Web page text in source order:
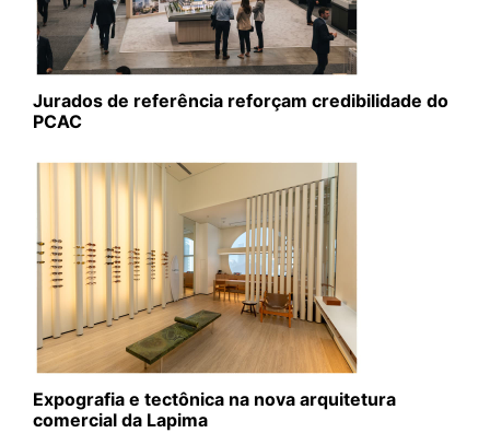
Jurados de referência reforçam credibilidade do
PCAC
Expografia e tectônica na nova arquitetura
comercial da Lapima